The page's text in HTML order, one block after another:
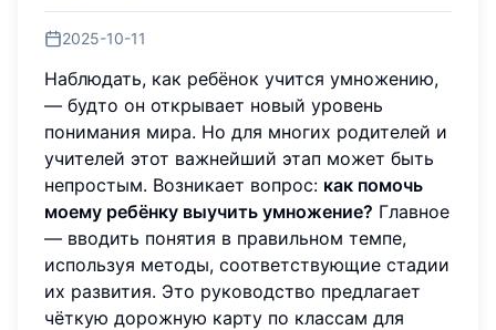
2025-10-11
Наблюдать, как ребёнок учится умножению,
— будто он открывает новый уровень
понимания мира. Но для многих родителей и
учителей этот важнейший этап может быть
непростым. Возникает вопрос: как помочь
моему ребёнку выучить умножение? Главное
— вводить понятия в правильном темпе,
используя методы, соответствующие стадии
их развития. Это руководство предлагает
чёткую дорожную карту по классам для